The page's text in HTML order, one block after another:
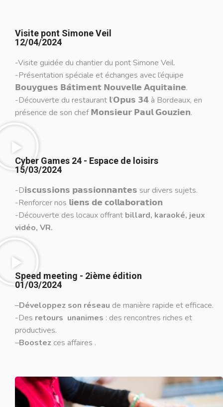
Visite pont Simone Veil
12/04/2024
-Visite guidée du chantier du pont Simone Veil.
-Présentation spéciale et échanges avec l’équipe
𝗕𝗼𝘂𝘆𝗴𝘂𝗲𝘀 𝗕𝗮̂𝘁𝗶𝗺𝗲𝗻𝘁 𝗡𝗼𝘂𝘃𝗲𝗹𝗹𝗲 𝗔𝗾𝘂𝗶𝘁𝗮𝗶𝗻𝗲.
-Découverte du restaurant 𝗹’𝗢𝗽𝘂𝘀 𝟯𝟰 à Bordeaux, en
présence de son chef 𝗠𝗼𝗻𝘀𝗶𝗲𝘂𝗿 𝗣𝗮𝘂𝗹 𝗚𝗼𝘂𝘇𝗶𝗲𝗻.
Cyber Games 24 - Espace de loisirs
15/03/2024
-D𝗶𝘀𝗰𝘂𝘀𝘀𝗶𝗼𝗻𝘀 𝗽𝗮𝘀𝘀𝗶𝗼𝗻𝗻𝗮𝗻𝘁𝗲𝘀 sur divers sujets.
-Renforcer nos 𝗹𝗶𝗲𝗻𝘀 𝗱𝗲 𝗰𝗼𝗹𝗹𝗮𝗯𝗼𝗿𝗮𝘁𝗶𝗼𝗻
-Découverte des locaux offrant billard, karaoké, jeux
vidéo, VR.
Speed meeting - 2ième édition
01/03/2024
–Développez son réseau de manière rapide et efficace.
-Des retours unanimes : des rencontres riches et
productives.
–Boostez ces affaires .